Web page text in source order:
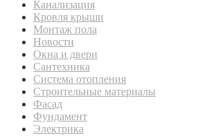
Канализация
Кровля крыши
Монтаж пола
Новости
Окна и двери
Сантехника
Система отопления
Строительные материалы
Фасад
Фундамент
Электрика